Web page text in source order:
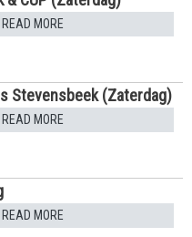
READ MORE
Stevensbeek (Zaterdag)
READ MORE
READ MORE